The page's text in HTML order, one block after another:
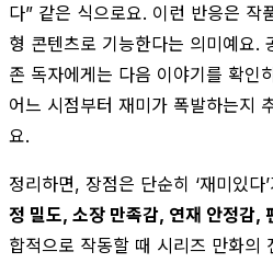
다” 같은 식으로요. 이런 반응은 작
형 콘텐츠로 기능한다는 의미예요.
존 독자에게는 다음 이야기를 확인
어느 시점부터 재미가 폭발하는지
요.
정리하면, 장점은 단순히 ‘재미있다
정 밀도, 소장 만족감, 연재 안정감,
합적으로 작동할 때 시리즈 만화의